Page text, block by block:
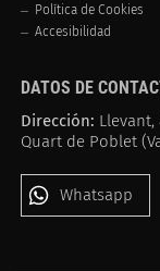
Política de Cookies
Accesibilidad
DATOS DE
Dirección: Llevant,
Quart de Poblet
Whatsapp